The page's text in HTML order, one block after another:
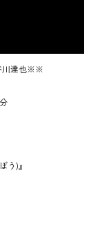
川達也※※
う)』